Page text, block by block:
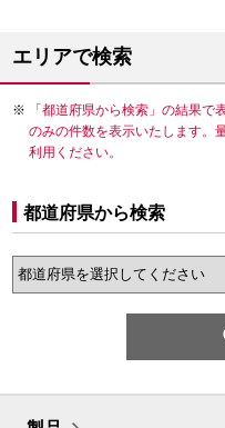
エリアで検索
「都道府県から検索」の結果
のみの件数を表示いたします。
利用ください。
都道府県から検索